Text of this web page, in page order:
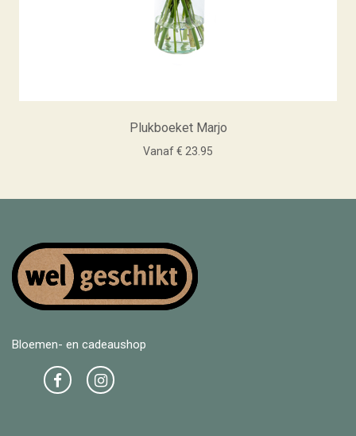
Plukboeket Marjo
Vanaf € 23.95
Bloemen- en cadeaushop